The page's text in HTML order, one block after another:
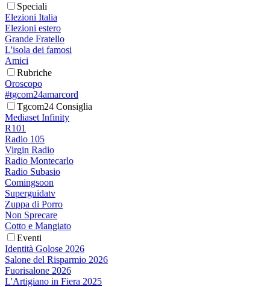
Speciali
Elezioni Italia
Elezioni estero
Grande Fratello
L'isola dei famosi
Amici
Rubriche
Oroscopo
#tgcom24amarcord
Tgcom24 Consiglia
Mediaset Infinity
R101
Radio 105
Virgin Radio
Radio Montecarlo
Radio Subasio
Comingsoon
Superguidatv
Zuppa di Porro
Non Sprecare
Cotto e Mangiato
Eventi
Identità Golose 2026
Salone del Risparmio 2026
Fuorisalone 2026
L'Artigiano in Fiera 2025